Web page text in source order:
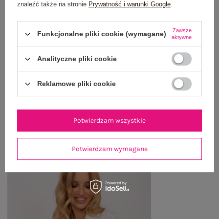
GŁÓWNE PARAMETRY
OPINIE O PRODUKCIE (0)
WYSYŁKA I DOSTAWA
PRODUKTY ZE STYLIZACJI
znaleźć także na stronie Prywatność i warunki Google.
Funkcjonalne pliki cookie (wymagane)
Zawsze
aktywne
Analityczne pliki cookie
Reklamowe pliki cookie
Potwierdzam wymagane
Potwierdzam wszystkie